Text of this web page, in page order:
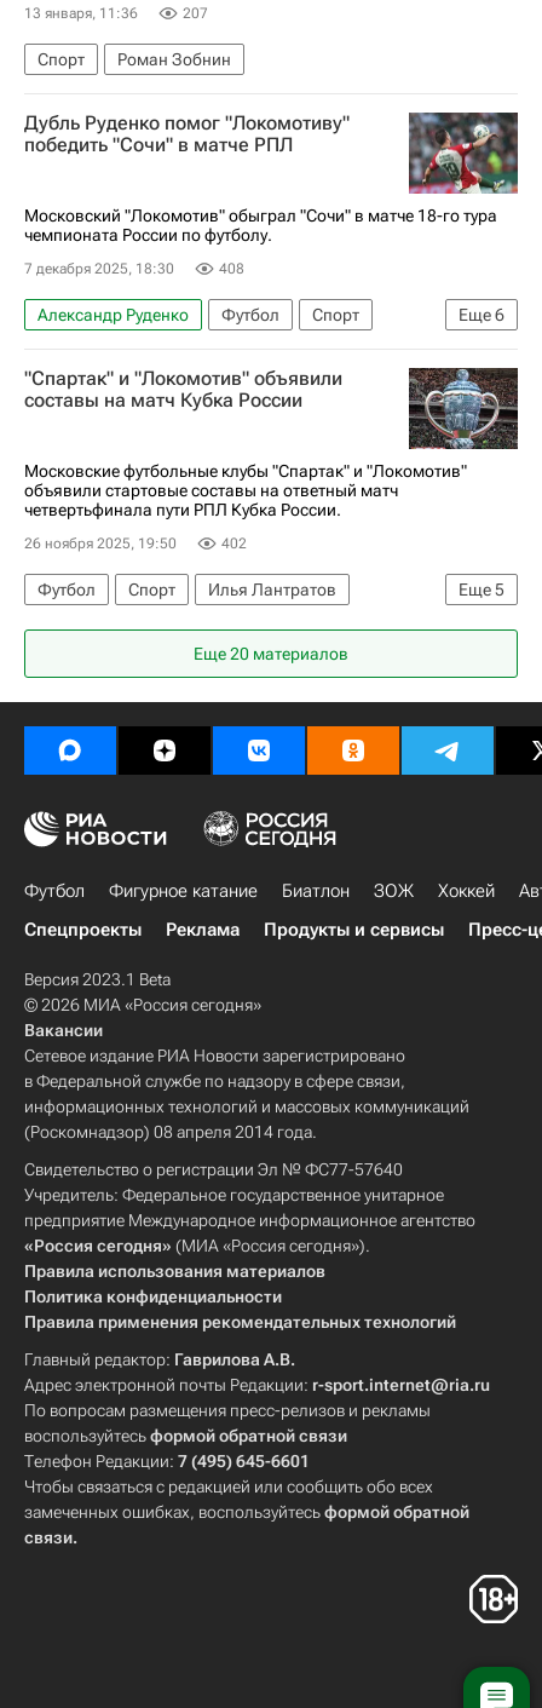
13 января, 11:36 207
Спорт Роман Зобнин
Дубль Руденко помог "Локомотиву"
победить "Сочи" в матче РПЛ
Московский "Локомотив" обыграл "Сочи" в матче 18-го тура
чемпионата России по футболу.
7 декабря 2025, 18:30 408
Еще6
Александр Руденко Футбол
Спорт
Россия
Алексей Батраков
Дмитрий Воробьев
Локомотив (Москва)
РПЛ 2026-2027 (Чемпионат России по футболу)
Краснодар
"Спартак" и "Локомотив" объявили
составы на матч Кубка России
Московские футбольные клубы "Спартак" и "Локомотив"
объявили стартовые составы на ответный матч
четвертьфинала пути РПЛ Кубка России.
26 ноября 2025, 19:50 402
Еще5
Футбол Спорт
Илья Лантратов
Лукас Фассон
Жерзино Ньямси
Локомотив (Москва)
Кубок России по футболу
Еще 20 материалов
Футбол Фигурное катание Биатлон ЗОЖ Хоккей
Спецпроекты
Реклама Продукты и сервисы Пресс-
Версия 2023.1 Beta
© 2026 МИА «Россия сегодня»
Вакансии
Сетевое издание РИА Новости зарегистрировано
в Федеральной службе по надзору в сфере связи,
информационных технологий и массовых коммуникаций
(Роскомнадзор) 08 апреля 2014 года.
Свидетельство о регистрации Эл № ФС77-57640
Учредитель: Федеральное государственное унитарное
предприятие Международное информационное агентство
«Россия сегодня» (МИА «Россия сегодня»).
Правила использования материалов
Политика конфиденциальности
Правила применения рекомендательных технологий
Главный редактор: Гаврилова А.В.
Адрес электронной почты Редакции: r-sport.internet@ria.ru
По вопросам размещения пресс-релизов и рекламы
воспользуйтесьформой обратной связи
Телефон Редакции: 7 (495) 645-6601
Чтобы связаться с редакцией или сообщить обо всех
замеченных ошибках, воспользуйтесьформой обратной
связи.